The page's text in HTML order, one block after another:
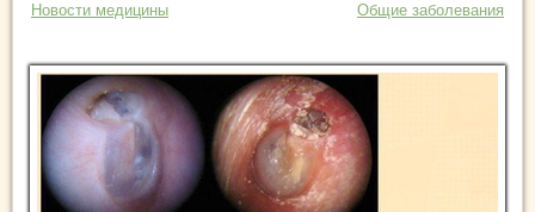
Новости медицины Общие заболевания